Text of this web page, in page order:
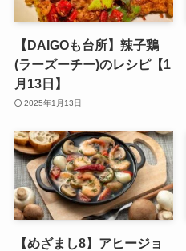
【DAIGOも台所】辣子鶏
(ラーズーチー)のレシピ【1
月13日】
2025年1月13日
【めざまし8】アヒージョ